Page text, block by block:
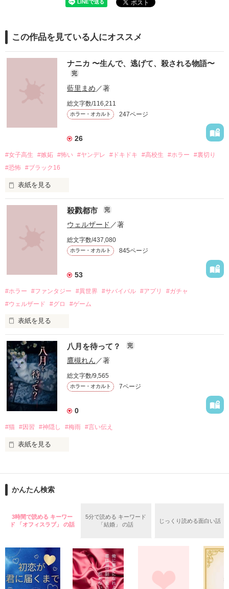
この作品を見ている人にオススメ
ナニカ 〜生んで、逃げて、殺される物語〜
完
藍里まめ ／著
総文字数/116,211
ホラー・オカルト 247ページ
26
#女子高生 #嫉妬 #怖い #ヤンデレ #ドキドキ #高校生 #ホラー
#裏切り
#恐怖
#ブラック16
表紙を見る
「お願い、正気に戻って！」
「ずっと一緒にいてあげる。
自分勝手な女子高生たちの
恋と友情、そして……
バケモノを生んで、殺して、殺される物語。
殺戮都市 完
ウェルザード ／著
総文字数/437,080
ホラー・オカルト 845ページ
53
#ホラー #ファンタジー #異世界 #サバイバル #アプリ
#ガチャ
#ウェルザード
#グロ #ゲーム
表紙を見る
円形の都市で、生きる為に人を殺す。
定められたシステムに抗う事が出来ずに、流されるままに。
殺し殺され、命の灯が完全に消えるまで。
高い壁に阻まれ、出る事が出来ない街。
俺達は、生きる為に人を殺す。
ガチャで自分を強くする。
作品を読む
八月を待って？ 完
鷹槻れん／著
総文字数/9,565
ホラー・オカルト 7ページ
0
#猫 #因習 #神隠し #梅雨 #言い伝え
表紙を見る
を、僕は信じていなかった。
父と別れた母に連れられ、祖母の家で暮らし始めた六歳の夏。
ってほしかった」と繰り返す祖母。
作品を読む
かんたん検索
3時間で読める キーワー
ド 「オフィスラブ」 の話
5分で読める キーワード
「結婚」 の話
じっくり読める面白い話